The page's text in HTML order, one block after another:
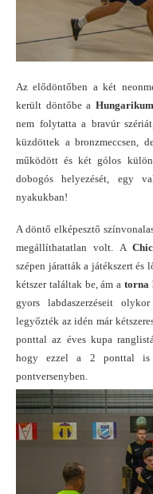
Az elődöntőben a két
került döntőbe a
nem folytatta a bravúr
küzdöttek a bronzmeccsen,
működött és két gólos
dobogós helyezését, egy
nyakukban!
A döntő elképesztő
megállíthatatlan volt. A
szépen járatták a játékszert és
kétszer találtak be, ám a torna
gyors labdaszerzéseit
legyőzték az idén már
ponttal az éves kupa
hogy ezzel a 2 ponttal is
pontversenyben.